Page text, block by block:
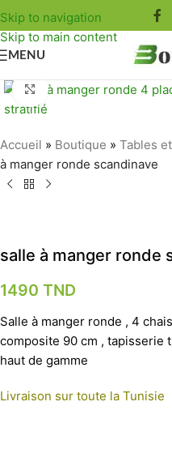
Skip to navigation
Skip to main content
MENU
Agrandir
Accueil » Boutique » Tables
à manger ronde scandinave
salle à manger ronde
1490 TND
Salle à manger ronde , 4
composite 90 cm , tapisserie
haut de gamme
Livraison sur toute la Tunisie